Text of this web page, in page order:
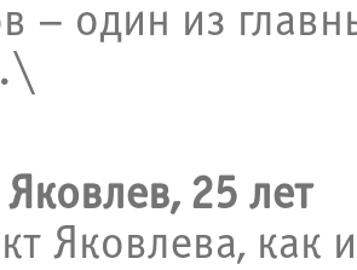
– один из
25 лет
Яковлева, как